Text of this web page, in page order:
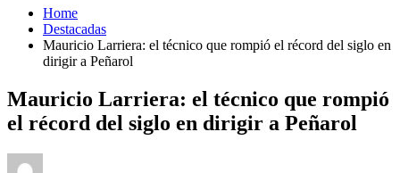
Home
Destacadas
Mauricio Larriera: el técnico que rompió el récord del siglo en
dirigir a Peñarol
Mauricio Larriera: el técnico que rompió
el récord del siglo en dirigir a Peñarol